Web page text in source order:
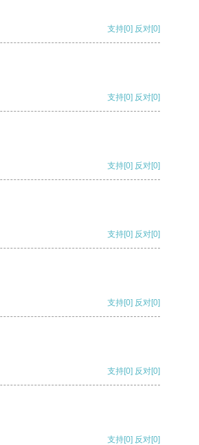
支持[0] 反对[0]
支持[0] 反对[0]
支持[0] 反对[0]
支持[0] 反对[0]
支持[0] 反对[0]
支持[0] 反对[0]
支持[0] 反对[0]